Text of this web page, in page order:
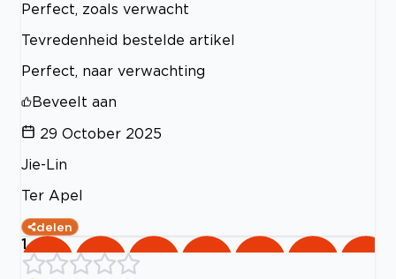
Perfect, zoals verwacht
Tevredenheid bestelde artikel
Perfect, naar verwachting
Beveelt aan
29 October 2025
Jie-Lin
Ter Apel
delen
1